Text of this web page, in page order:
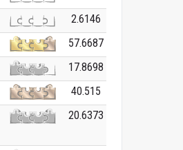
2.6146
57.6687
17.8698
40.515
20.6373